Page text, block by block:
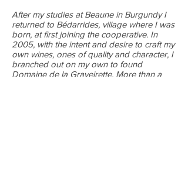
After my studies at Beaune in Burgundy I
returned to Bédarrides, village where I was
born, at first joining the cooperative. In
2005, with the intent and desire to craft my
own wines, ones of quality and character, I
branched out on my own to found
Domaine de la Graveirette. More than a